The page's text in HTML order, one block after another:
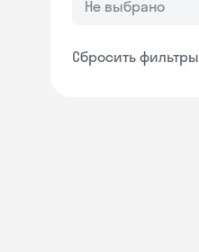
Не выбрано
Сбросить фильтры